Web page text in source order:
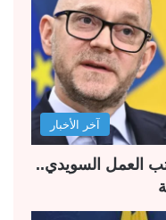
آخر الأخبار
العمل السويدي..